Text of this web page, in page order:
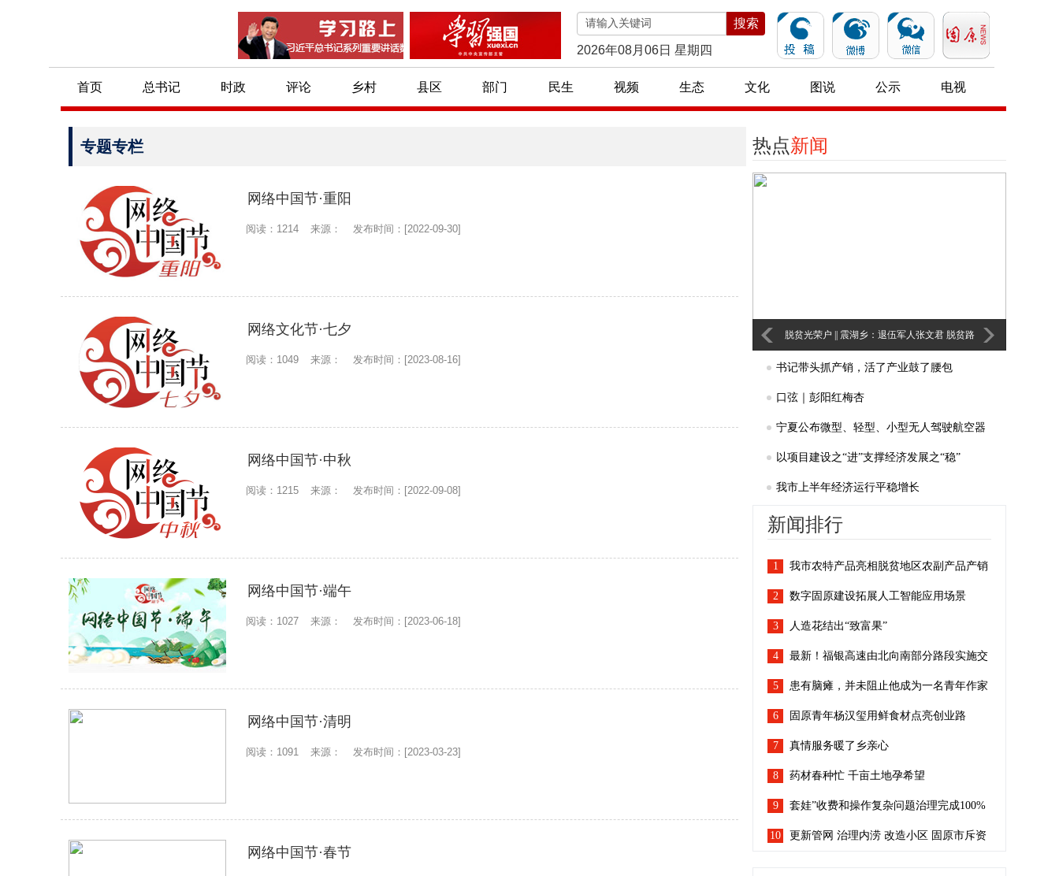
搜索
2026年08月06日 星期四
首页 总书记 时政 评论 乡村 县区 部门 民生 视频 生态 文化 图说 公示 电视
专题专栏
网络中国节·重阳
阅读：1214 来源： 发布时间：[2022-09-30]
网络文化节·七夕
阅读：1049 来源： 发布时间：[2023-08-16]
网络中国节·中秋
阅读：1215 来源： 发布时间：[2022-09-08]
网络中国节·端午
阅读：1027 来源： 发布时间：[2023-06-18]
网络中国节·清明
阅读：1091 来源： 发布时间：[2023-03-23]
网络中国节·春节
热点新闻
沙沟乡：扶贫小车间 脱贫大作为 首批76个宁夏特色旅游村镇名单公布！ 沙沟乡：扶贫小车间 脱贫大作为
书记带头抓产销，活了产业鼓了腰包
口弦｜彭阳红梅杏
宁夏公布微型、轻型、小型无人驾驶航空器
适飞空域范围
以项目建设之“进”支撑经济发展之“稳”
我市上半年经济运行平稳增长
新闻排行
1 我市农特产品亮相脱贫地区农副产品产销
对接活动
2 数字固原建设拓展人工智能应用场景
3 人造花结出“致富果”
4 最新！福银高速由北向南部分路段实施交
通管制
5 患有脑瘫，并未阻止他成为一名青年作家
6 固原青年杨汉玺用鲜食材点亮创业路
7 真情服务暖了乡亲心
8 药材春种忙 千亩土地孕希望
9 套娃”收费和操作复杂问题治理完成100%
宁夏人看电视回到“简单模式”
10 更新管网 治理内涝 改造小区 固原市斥资